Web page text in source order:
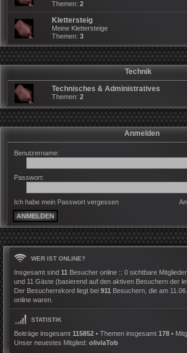
Themen: 2
Klettersteig
Meine Klettersteige
Themen: 3
Technik
Technisches & Administratives
Themen: 2
Anmelden
Benutzername:
Passwort:
Ich habe mein Passwort vergessen
WER IST ONLINE?
Insgesamt sind 11 Besucher online :: 0 sichtbare
und 11 Gäste (basierend auf den aktiven Besuchern der
Der Besucherrekord liegt bei 911 Besuchern, die am
online waren.
STATISTIK
Beiträge insgesamt 115852 • Themen insgesamt 178 •
Unser neuestes Mitglied: oliviaTob